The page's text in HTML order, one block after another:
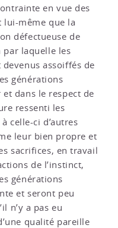
en vue des
lui-même que la
défectueuse de
laquelle les
assoiffés de
générations
dans le respect de
ressenti les
celle-ci d’autres
leur bien propre et
sacrifices, en travail
de l’instinct,
générations
et seront peu
n’y a pas eu
qualité pareille